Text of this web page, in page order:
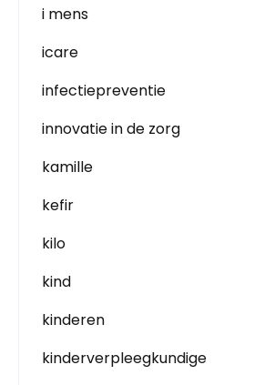
i mens
icare
infectiepreventie
innovatie in de zorg
kamille
kefir
kilo
kind
kinderen
kinderverpleegkundige